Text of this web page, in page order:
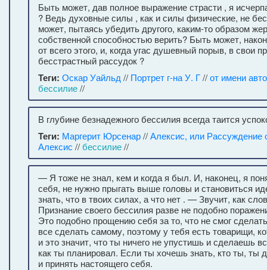
Быть может, дав полное выражение страсти , я
? Ведь духовные силы , как и силы физические, не
может, пытаясь убедить другого, каким-то образом
собственной способностью верить? Быть может,
от всего этого, и, когда угас душевный порыв, в свои
бесстрастный рассудок ?
Теги: Оскар Уайльд // Портрет г-на У. Г//от имени
бессилие//
В глубине безнадежного бессилия всегда таится
Теги: Маргерит Юрсенар//Алексис, или Рассуждение
Алексис //бессилие//
— Я тоже не знал, кем и когда я был. И, наконец, я
себя, не нужно прыгать выше головы и становиться
знать, что в твоих силах, а что нет . — Звучит, как
Признание своего бессилия разве не подобно
Это подобно прощению себя за то, что не смог
все сделать самому, поэтому у тебя есть товарищи,
и это значит, что ты ничего не упустишь и сделаешь
как ты планировал. Если ты хочешь знать, кто ты, ты
и принять настоящего себя.